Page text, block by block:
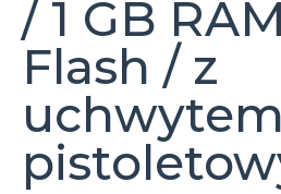
/ 1 GB
Flash / z
uchwytem